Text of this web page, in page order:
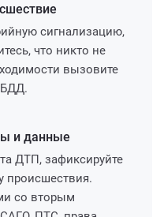
сигнализацию,
что никто не
вызовите
и данные
ДТП, зафиксируйте
происшествия.
со вторым